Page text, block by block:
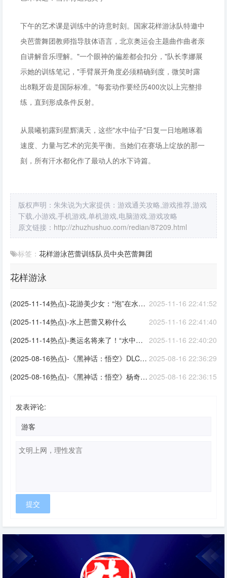
下午的艺术课是训练中的诗意时刻。国家花样游泳队特邀中
央芭蕾舞团教师指导肢体语言，北京奥运会主题曲作曲者亲
自讲解音乐理解。"一个眼神的偏差都会扣分，"队长李娜展
示她的训练笔记，"手臂展开角度必须精确到度，微笑时露
出8颗牙齿是国际标准。"每套动作要经历400次以上完整排
练，直到形成条件反射。
从晨曦初露到星辉满天，这些"水中仙子"日复一日地雕琢着
速度、力量与艺术的完美平衡。当她们在赛场上绽放的那一
刻，所有汗水都化作了最动人的水下诗篇。
版权声明：朱朱说为大家提供：游戏通关攻略,游戏推荐,游戏
下载,小游戏,手机游戏,单机游戏,电脑游戏,游戏攻略
原文链接： http://zhuzhushuo.com/redian/87209.html
标签： 花样游泳芭蕾训练队员中央芭蕾舞团
花样游泳
2025-11-16 22:41:52
(2025-11-14热点)-花游美少女：“泡”在水里的童年
2025-11-16 22:41:40
(2025-11-14热点)-水上芭蕾又称什么
2025-11-16 22:40:20
(2025-11-14热点)-奥运名将来了！“水中芭蕾”31日在“长安鼎”上演
2025-08-16 22:36:29
(2025-08-16热点)-《黑神话：悟空》DLC设定地点让玩家畅想：到底会在哪里？
2025-08-16 22:36:15
(2025-08-16热点)-《黑神话：悟空》杨奇新回复暗藏玄机！新预告快要来了？
发表评论: